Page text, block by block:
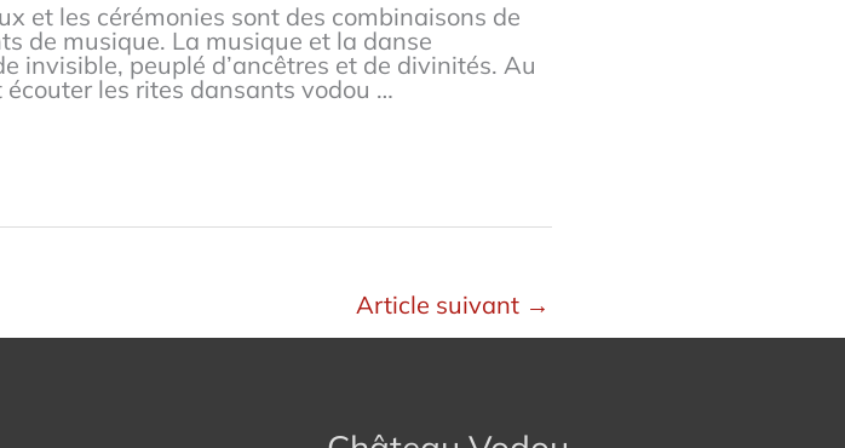
et les cérémonies sont des combinaisons de
de musique. La musique et la danse
invisible, peuplé d’ancêtres et de divinités. Au
les rites dansants vodou …
Article suivant →